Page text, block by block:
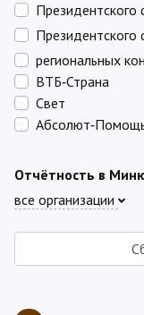
Президентского
региональных
ВТБ‑Страна
Свет
Отчётность в
все организации